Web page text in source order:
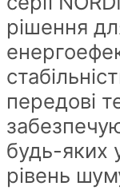
рішення
передові
будь-яких
рівень